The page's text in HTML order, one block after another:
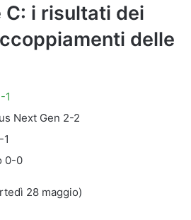
C: i risultati dei
delle
1
Next Gen 2-2
0-0
28 maggio)